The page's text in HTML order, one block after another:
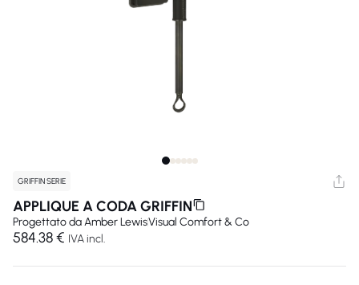
GRIFFIN SERIE
APPLIQUE A CODA GRIFFIN
Progettato daAmber LewisVisual Comfort & Co
584.38 € IVA incl.